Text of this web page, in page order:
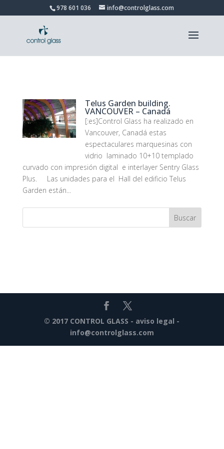
978 601 036 info@controlglass.com
Telus Garden building.
VANCOUVER – Canadá
[:es]Control Glass ha realizado en
Vancouver, Canadá estas
espectaculares marquesinas con
vidrio laminado 10+10 templado
curvado con impresión digital e interlayer Sentry Glass
Plus. Las unidades para el Hall del edificio Telus
Garden están...
© 2017 CONTROL GLASS - aviso legal -
info@controlglass.com